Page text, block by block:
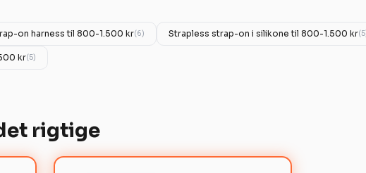
on harness til 800-1.500 kr(6) Strapless strap-on i silikone til 800-1.500 kr
kr(5)
rigtige